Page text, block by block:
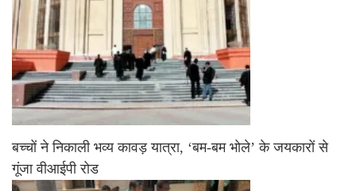
बच्चों ने निकाली भव्य कावड़ यात्रा, ‘बम-बम भोले’ के जयकारों से
गूंजा वीआईपी रोड